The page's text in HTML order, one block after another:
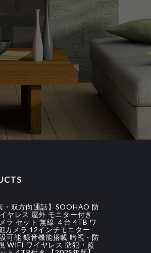
・双方向通話】SOOHAO 防
ヤレス 屋外 モニター付き
ラ セット 無線 ４台 4TB ワ
カメラ 12インチモニター
可能 録音機能搭載 暗視・防
WIFI ワイヤレス 防犯・監